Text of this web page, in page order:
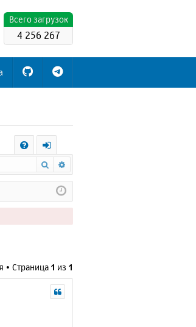
Всего загрузок
4 256 267
Q
х
о
д
Поиск
• Страница 1 из 1